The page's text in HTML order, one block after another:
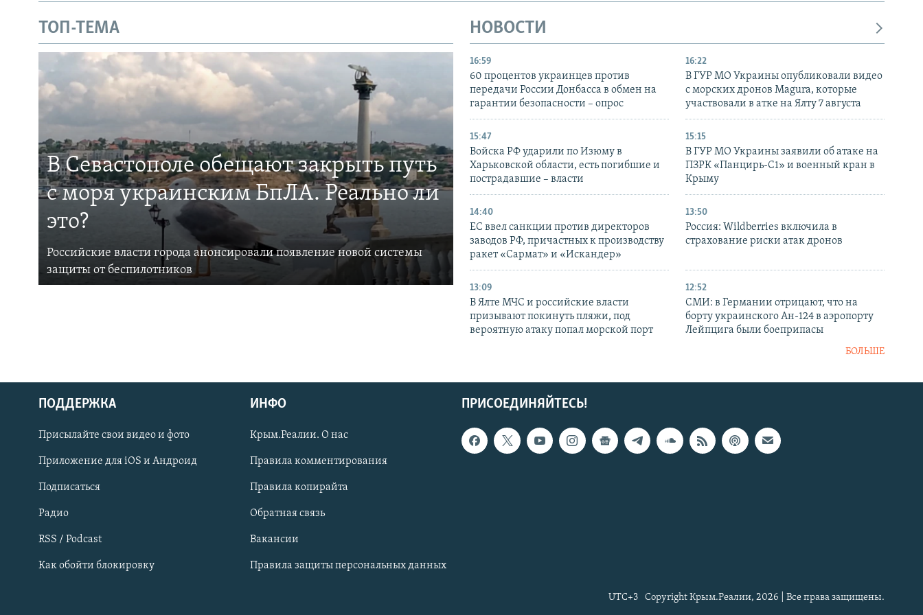
Українською
Qırımtatar
ПРИСОЕДИНЯЙТЕСЬ!
ТОП-ТЕМА
В Севастополе обещают закрыть путь
с моря украинским БпЛА. Реально ли
это?
Российские власти города анонсировали появление новой системы
защиты от беспилотников
НОВОСТИ
16:59
60 процентов украинцев против
передачи России Донбасса в обмен на
гарантии безопасности – опрос
16:22
В ГУР МО Украины опубликовали видео
с морских дронов Magura, которые
участвовали в атке на Ялту 7 августа
15:47
Войска РФ ударили по Изюму в
Харьковской области, есть погибшие и
пострадавшие – власти
15:15
В ГУР МО Украины заявили об атаке на
ПЗРК «Панцирь-С1» и военный кран в
Крыму
14:40
ЕС ввел санкции против директоров
заводов РФ, причастных к производству
ракет «Сармат» и «Искандер»
13:50
Россия: Wildberries включила в
страхование риски атак дронов
13:09
В Ялте МЧС и российские власти
призывают покинуть пляжи, под
вероятную атаку попал морской порт
12:52
СМИ: в Германии отрицают, что на
борту украинского Ан-124 в аэропорту
Лейпцига были боеприпасы
БОЛЬШЕ
ПРИСОЕДИНЯЙТЕСЬ!
ПОДДЕРЖКА
Присылайте свои видео и фото
Приложение для iOS и Андроид
Подписаться
Радио
RSS / Podcast
Как обойти блокировку
ИНФО
Крым.Реалии. О нас
Правила комментирования
Правила копирайта
Обратная связь
Вакансии
Правила защиты персональных данных
Copyright Крым.Реалии, 2026 | Все права защищены.
UTC+3